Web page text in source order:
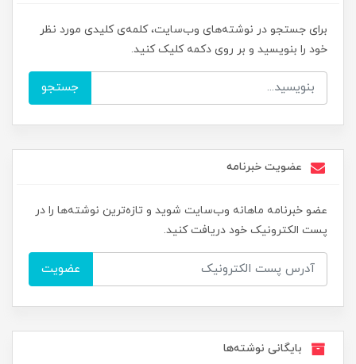
برای جستجو در نوشته‌های وب‌سایت، کلمه‌ی کلیدی مورد نظر
خود را بنویسید و بر روی دکمه کلیک کنید.
جستجو
عضویت خبرنامه
عضو خبرنامه ماهانه وب‌سایت شوید و تازه‌ترین نوشته‌ها را در
پست الکترونیک خود دریافت کنید.
عضویت
بایگانی نوشته‌ها